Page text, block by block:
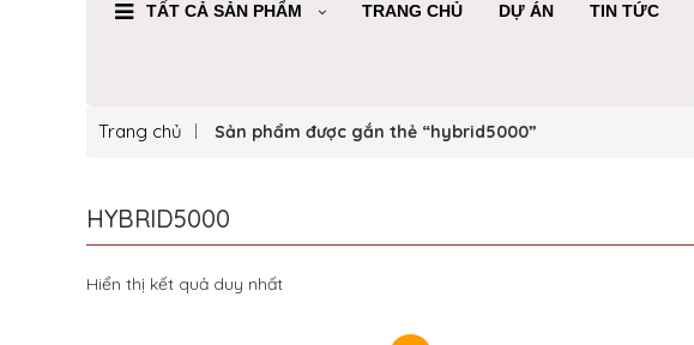
TẤT CẢ SẢN PHẨM TRANG CHỦ DỰ ÁN TIN TỨC
Trang chủ Sản phẩm được gắn thẻ “hybrid5000”
HYBRID5000
Hiển thị kết quả duy nhất